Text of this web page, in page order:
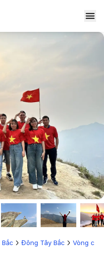
Đông Tây Bắc Vòng